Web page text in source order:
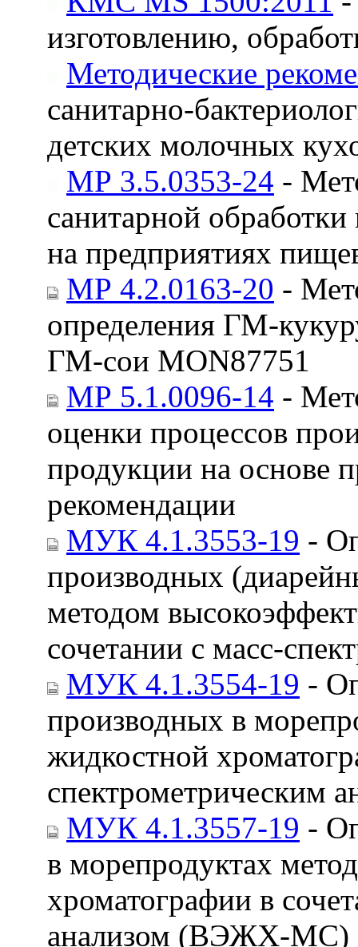
изготовлению,
Методические
санитарно-
детских молочных
МР 3.5.0353-24 -
санитарной
на предприятиях
МР 4.2.0163-20 -
определения ГМ-
ГМ-сои MON87751
МР 5.1.0096-14 -
оценки процессов
продукции на
рекомендации
МУК 4.1.3553-19 -
производных
методом
сочетании с масс-
МУК 4.1.3554-19 -
производных в
жидкостной
МУК 4.1.3557-19 -
в морепродуктах
хроматографии в
анализом (ВЭЖХ-МС)